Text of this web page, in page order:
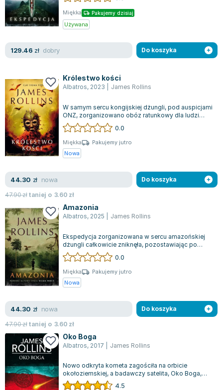
Miękka Pakujemy dzisiaj
Używana
129.46 zł dobry Do koszyka
Królestwo kości
Albatros, 2023 James Rollins
W samym sercu kongijskiej dżungli, pod auspicjami
ONZ, zorganizowano obóz ratunkowy dla ludzi
uciekających przed niszczycielskimi...
0.0
Miękka
Pakujemy jutro
Nowa
44.30 zł nowa
47.90złtaniej o 3.60 zł
Do koszyka
Amazonia
Albatros, 2025 James Rollins
Ekspedycja zorganizowana w sercu amazońskiej
dżungli całkowicie zniknęła, pozostawiając po
sobie jedynie tajemnicę. Rezerwuar nieo...
0.0
Miękka
Pakujemy jutro
Nowa
44.30 zł nowa
47.90złtaniej o 3.60 zł
Do koszyka
Oko Boga
Albatros, 2017 James Rollins
Nowo odkryta kometa zagościła na orbicie
okołoziemskiej, a badawczy satelita, Oko Boga,
przesłał na Ziemię przerażającą wizję – ca...
4.5